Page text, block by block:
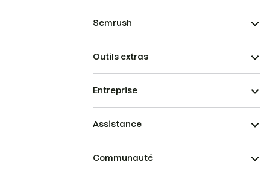
Semrush
Outils extras
Entreprise
Assistance
Communauté